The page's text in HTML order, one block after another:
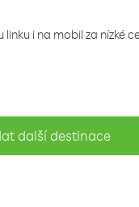
i na mobil za nízké
další destinace